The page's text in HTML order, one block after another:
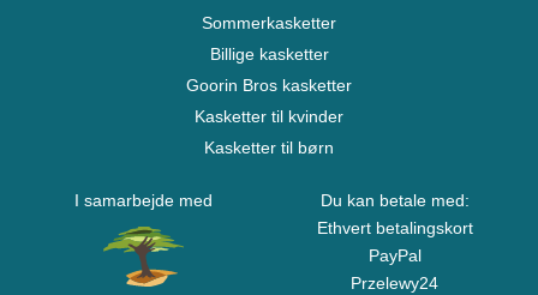
Sommerkasketter
Billige kasketter
Goorin Bros kasketter
Kasketter til kvinder
Kasketter til børn
I samarbejde med
Du kan betale med:
Ethvert betalingskort
PayPal
Przelewy24